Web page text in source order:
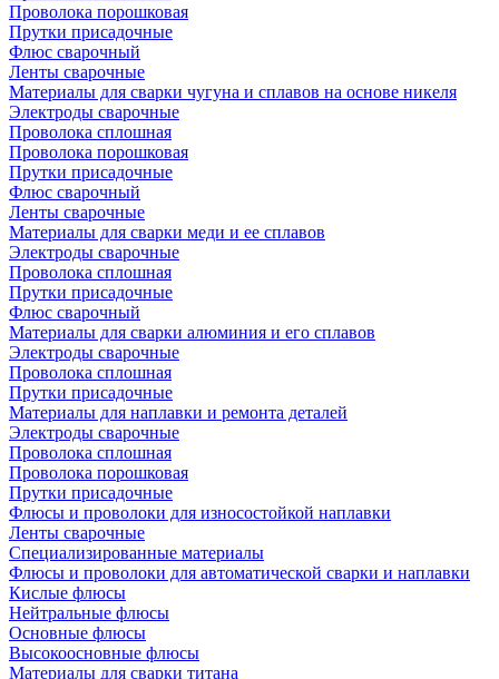
Проволока порошковая
Прутки присадочные
Флюс сварочный
Ленты сварочные
Материалы для сварки чугуна и сплавов на основе никеля
Электроды сварочные
Проволока сплошная
Проволока порошковая
Прутки присадочные
Флюс сварочный
Ленты сварочные
Материалы для сварки меди и ее сплавов
Электроды сварочные
Проволока сплошная
Прутки присадочные
Флюс сварочный
Материалы для сварки алюминия и его сплавов
Электроды сварочные
Проволока сплошная
Прутки присадочные
Материалы для наплавки и ремонта деталей
Электроды сварочные
Проволока сплошная
Проволока порошковая
Прутки присадочные
Флюсы и проволоки для износостойкой наплавки
Ленты сварочные
Специализированные материалы
Флюсы и проволоки для автоматической сварки и наплавки
Кислые флюсы
Нейтральные флюсы
Основные флюсы
Высокоосновные флюсы
Материалы для сварки титана